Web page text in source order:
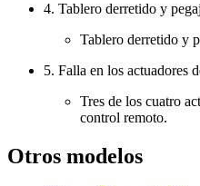
4. Tablero derretido y
Tablero derretido y
5. Falla en los actuadores
Tres de los cuatro
control remoto.
Otros modelos